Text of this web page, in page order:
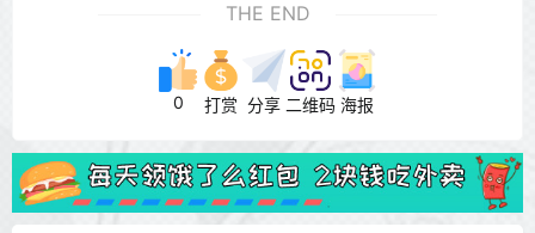
THE END
0 打赏 分享 二维码 海报